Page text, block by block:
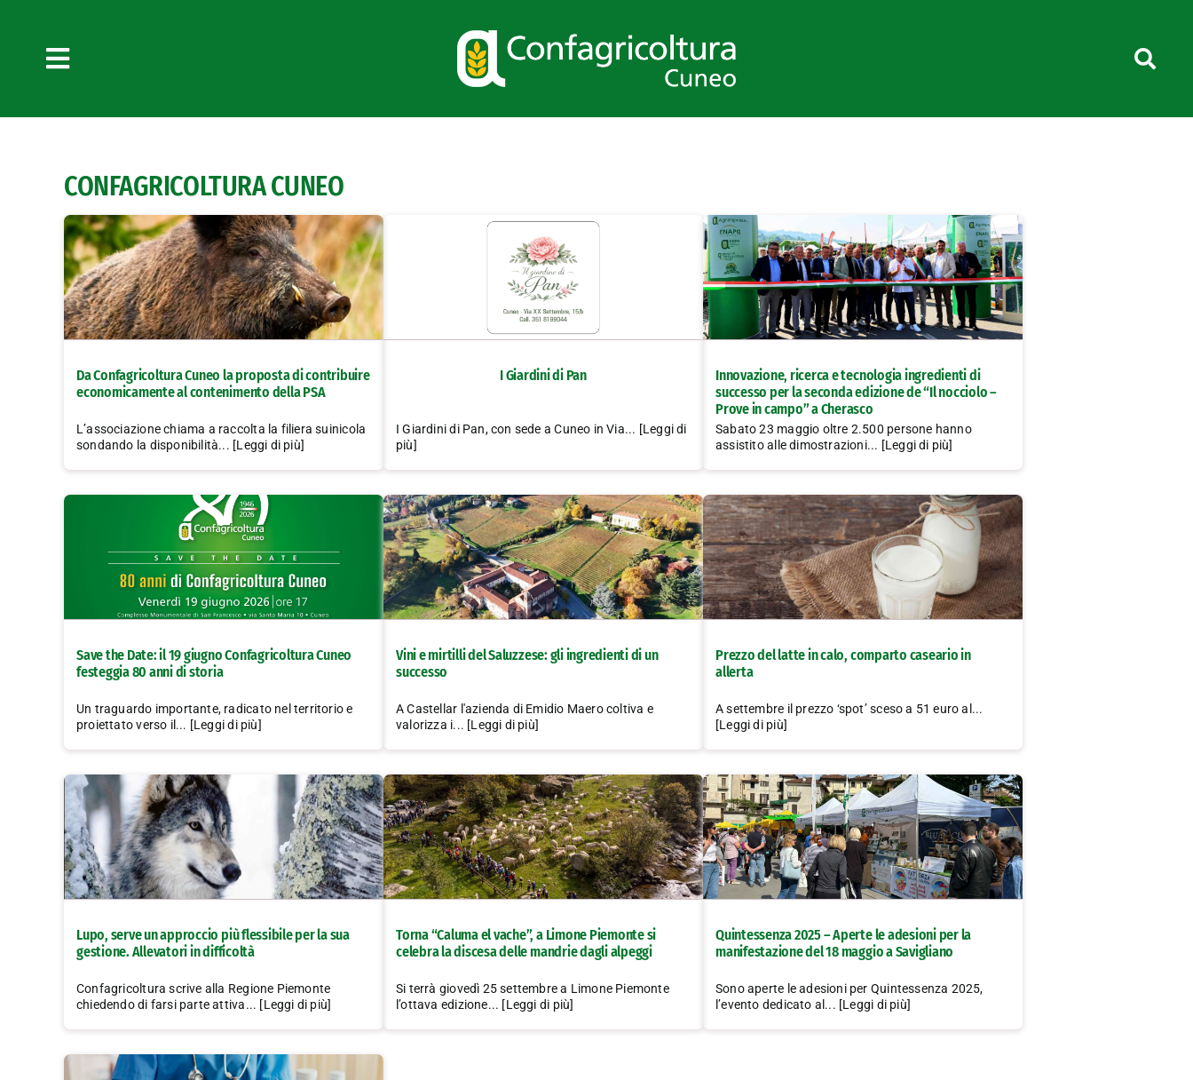
Toggle
CONFAGRICOLTURA CUNEO
Da Confagricoltura Cuneo la proposta di contribuire
economicamente al contenimento della PSA
L’associazione chiama a raccolta la filiera suinicola
sondando la disponibilità... [Leggi di più]
I Giardini di Pan
I Giardini di Pan, con sede a Cuneo in Via... [Leggi di
più]
Innovazione, ricerca e tecnologia ingredienti di
successo per la seconda edizione de “Il nocciolo –
Prove in campo” a Cherasco
Sabato 23 maggio oltre 2.500 persone hanno
assistito alle dimostrazioni... [Leggi di più]
Save the Date: il 19 giugno Confagricoltura Cuneo
festeggia 80 anni di storia
Un traguardo importante, radicato nel territorio e
proiettato verso il... [Leggi di più]
Vini e mirtilli del Saluzzese: gli ingredienti di un
successo
A Castellar l'azienda di Emidio Maero coltiva e
valorizza i... [Leggi di più]
Prezzo del latte in calo, comparto caseario in
allerta
A settembre il prezzo ‘spot’ sceso a 51 euro al...
[Leggi di più]
Lupo, serve un approccio più flessibile per la sua
gestione. Allevatori in difficoltà
Confagricoltura scrive alla Regione Piemonte
chiedendo di farsi parte attiva... [Leggi di più]
Torna “Caluma el vache”, a Limone Piemonte si
celebra la discesa delle mandrie dagli alpeggi
Si terrà giovedì 25 settembre a Limone Piemonte
l’ottava edizione... [Leggi di più]
Quintessenza 2025 – Aperte le adesioni per la
manifestazione del 18 maggio a Savigliano
Sono aperte le adesioni per Quintessenza 2025,
l’evento dedicato al... [Leggi di più]